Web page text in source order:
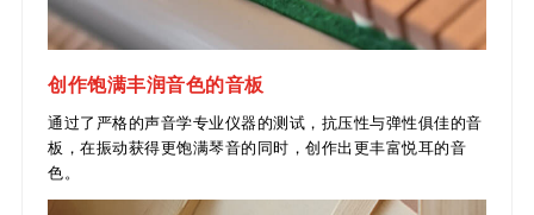
创作饱满丰润音色的音板
通过了严格的声音学专业仪器的测试，抗压性与弹性俱佳的音
板，在振动获得更饱满琴音的同时，创作出更丰富悦耳的音
色。